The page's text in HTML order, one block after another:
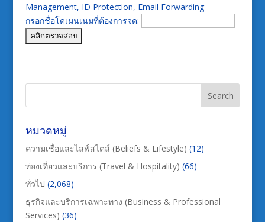
Management, ID Protection, Email Forwarding
กรอกชื่อโดเมนเนมที่ต้องการจด:
หมวดหมู่
ความเชื่อและไลฟ์สไตล์ (Beliefs & Lifestyle) (12)
ท่องเที่ยวและบริการ (Travel & Hospitality) (66)
ทั่วไป (2,068)
ธุรกิจและบริการเฉพาะทาง (Business & Professional
Services) (36)